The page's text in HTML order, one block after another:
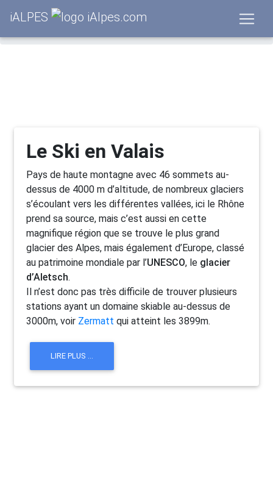
iALPES Valais
Le Ski en Valais
Pays de haute montagne avec 46 sommets au-
dessus de 4000 m d’altitude, de nombreux glaciers
s’écoulant vers les différentes vallées, ici le Rhône
prend sa source, mais c’est aussi en cette
magnifique région que se trouve le plus grand
glacier des Alpes, mais également d’Europe, classé
au patrimoine mondiale par l’UNESCO, le glacier
d’Aletsch.
Il n’est donc pas très difficile de trouver plusieurs
stations ayant un domaine skiable au-dessus de
3000m, voir Zermatt qui atteint les 3899m.
LIRE PLUS ...